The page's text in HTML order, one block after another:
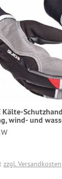
Kälte-
wind- und
zzgl. Versandkosten